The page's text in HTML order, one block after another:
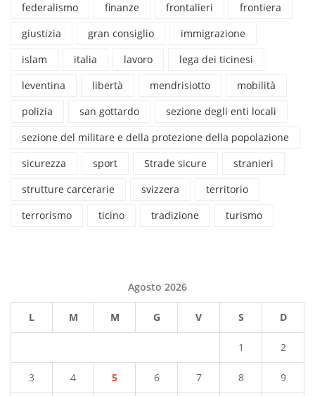
federalismo
finanze frontalieri
frontiera
giustizia
gran consiglio
immigrazione
islam
italia lavoro
lega dei ticinesi
leventina
libertà mendrisiotto
mobilità
polizia
san gottardo
sezione degli enti locali
sezione del militare e della protezione della popolazione
sicurezza
sport Strade sicure
stranieri
strutture carcerarie
svizzera
territorio
terrorismo
ticino tradizione turismo
Agosto 2026
L M M G V S D
1 2
3 4 5 6 7 8 9